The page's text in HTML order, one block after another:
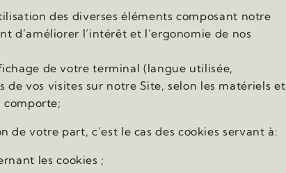
des diverses éléments composant notre
d’améliorer l’intérêt et l’ergonomie de nos
de votre terminal (langue utilisée,
vos visites sur notre Site, selon les matériels et
votre part, c’est le cas des cookies servant à:
les cookies ;